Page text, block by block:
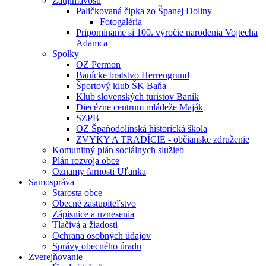
Paličkovaná čipka zo Španej Doliny
Fotogaléria
Pripomíname si 100. výročie narodenia Vojtecha
Adamca
Spolky
OZ Permon
Banícke bratstvo Herrengrund
Športový klub ŠK Baňa
Klub slovenských turistov Baník
Diecézne centrum mládeže Maják
SZPB
OZ Špaňodolinská historická škola
ZVYKY A TRADÍCIE - občianske združenie
Komunitný plán sociálnych služieb
Plán rozvoja obce
Oznamy farnosti Uľanka
Samospráva
Starosta obce
Obecné zastupiteľstvo
Zápisnice a uznesenia
Tlačivá a žiadosti
Ochrana osobných údajov
Správy obecného úradu
Zverejňovanie